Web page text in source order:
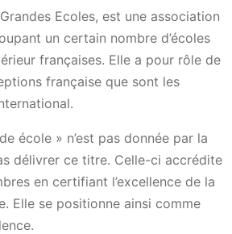
Ecoles, est une association
un certain nombre d’écoles
françaises. Elle a pour rôle de
française que sont les
école » n’est pas donnée par la
délivrer ce titre. Celle-ci accrédite
en certifiant l’excellence de la
Elle se positionne ainsi comme